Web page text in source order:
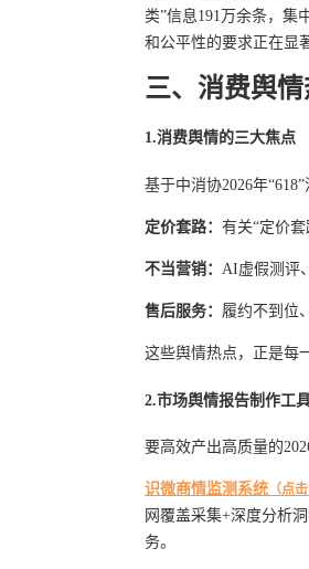
类”信息191万余条，集
和公平性的要求正在显
三、消费舆
1.消费舆情的三大焦点
基于中消协2026年
定价套路： 有关“定价套
不当营销： AI虚假测评
售后服务： 履约不到位
这些舆情热点，正是每
2.市场舆情报告制作工
要高效产出高质量的
识微商情监测系统 （点
网覆盖采集+深度分析
务。